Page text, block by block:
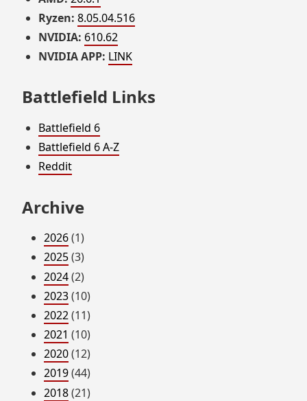
Ryzen: 8.05.04.516
NVIDIA: 610.62
NVIDIA APP: LINK
Battlefield Links
Battlefield 6
Battlefield 6 A-Z
Reddit
Archive
2026(1)
2025(3)
2024(2)
2023(10)
2022(11)
2021 (10)
2020(12)
2019(44)
2018(21)